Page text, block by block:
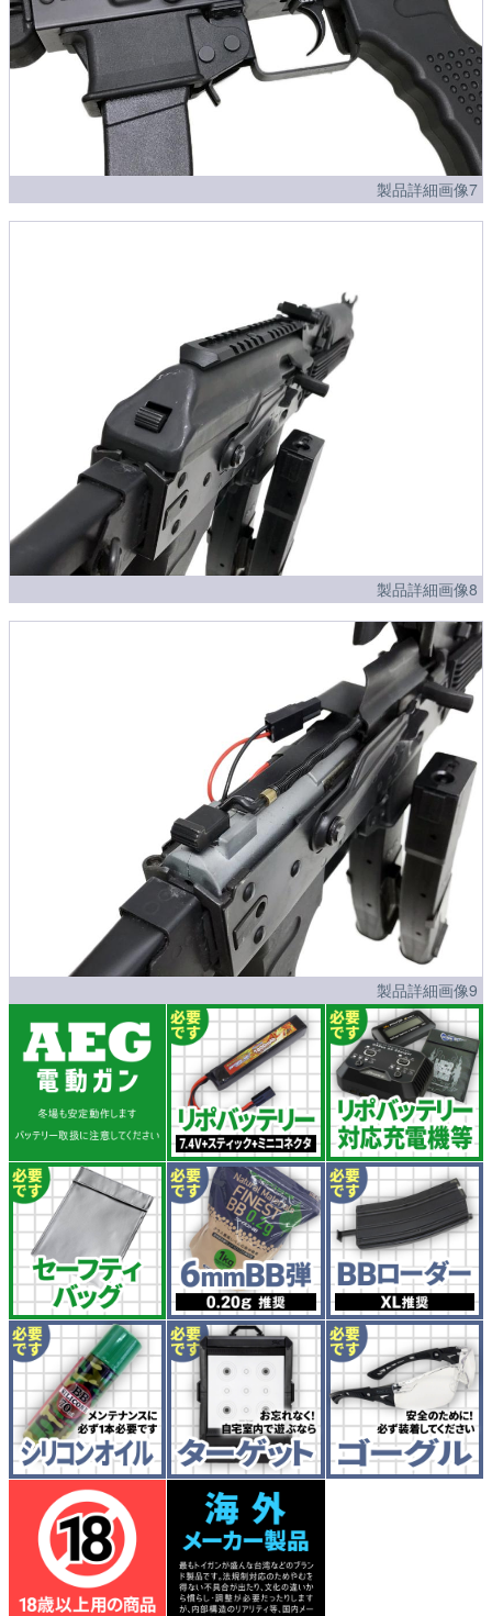
製品詳細画像7
製品詳細画像8
製品詳細画像9